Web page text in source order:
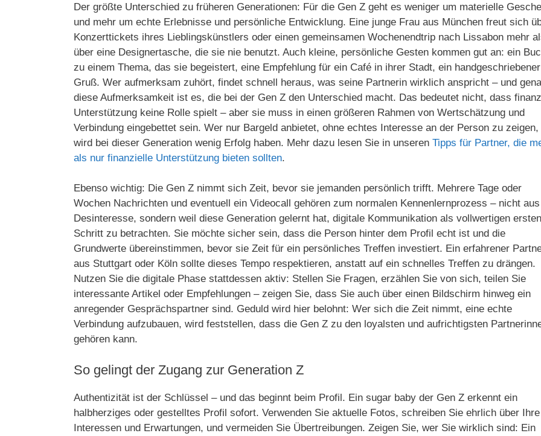
Der größte Unterschied zu früheren Generationen: Für die Gen Z geht es weniger um materielle
und mehr um echte Erlebnisse und persönliche Entwicklung. Eine junge Frau aus München freut sich
Konzerttickets ihres Lieblingskünstlers oder einen gemeinsamen Wochenendtrip nach Lissabon mehr
über eine Designertasche, die sie nie benutzt. Auch kleine, persönliche Gesten kommen gut an: ein
zu einem Thema, das sie begeistert, eine Empfehlung für ein Café in ihrer Stadt, ein handgeschriebener
Gruß. Wer aufmerksam zuhört, findet schnell heraus, was seine Partnerin wirklich anspricht – und
diese Aufmerksamkeit ist es, die bei der Gen Z den Unterschied macht. Das bedeutet nicht, dass
Unterstützung keine Rolle spielt – aber sie muss in einen größeren Rahmen von Wertschätzung und
Verbindung eingebettet sein. Wer nur Bargeld anbietet, ohne echtes Interesse an der Person zu zeigen,
wird bei dieser Generation wenig Erfolg haben. Mehr dazu lesen Sie in unseren Tipps für Partner, die
als nur finanzielle Unterstützung bieten sollten.
Ebenso wichtig: Die Gen Z nimmt sich Zeit, bevor sie jemanden persönlich trifft. Mehrere Tage oder
Wochen Nachrichten und eventuell ein Videocall gehören zum normalen Kennenlernprozess – nicht aus
Desinteresse, sondern weil diese Generation gelernt hat, digitale Kommunikation als vollwertigen ersten
Schritt zu betrachten. Sie möchte sicher sein, dass die Person hinter dem Profil echt ist und die
Grundwerte übereinstimmen, bevor sie Zeit für ein persönliches Treffen investiert. Ein erfahrener
aus Stuttgart oder Köln sollte dieses Tempo respektieren, anstatt auf ein schnelles Treffen zu drängen.
Nutzen Sie die digitale Phase stattdessen aktiv: Stellen Sie Fragen, erzählen Sie von sich, teilen Sie
interessante Artikel oder Empfehlungen – zeigen Sie, dass Sie auch über einen Bildschirm hinweg ein
anregender Gesprächspartner sind. Geduld wird hier belohnt: Wer sich die Zeit nimmt, eine echte
Verbindung aufzubauen, wird feststellen, dass die Gen Z zu den loyalsten und aufrichtigsten
gehören kann.
So gelingt der Zugang zur Generation Z
Authentizität ist der Schlüssel – und das beginnt beim Profil. Ein sugar baby der Gen Z erkennt ein
halbherziges oder gestelltes Profil sofort. Verwenden Sie aktuelle Fotos, schreiben Sie ehrlich über Ihre
Interessen und Erwartungen, und vermeiden Sie Übertreibungen. Zeigen Sie, wer Sie wirklich sind: Ein